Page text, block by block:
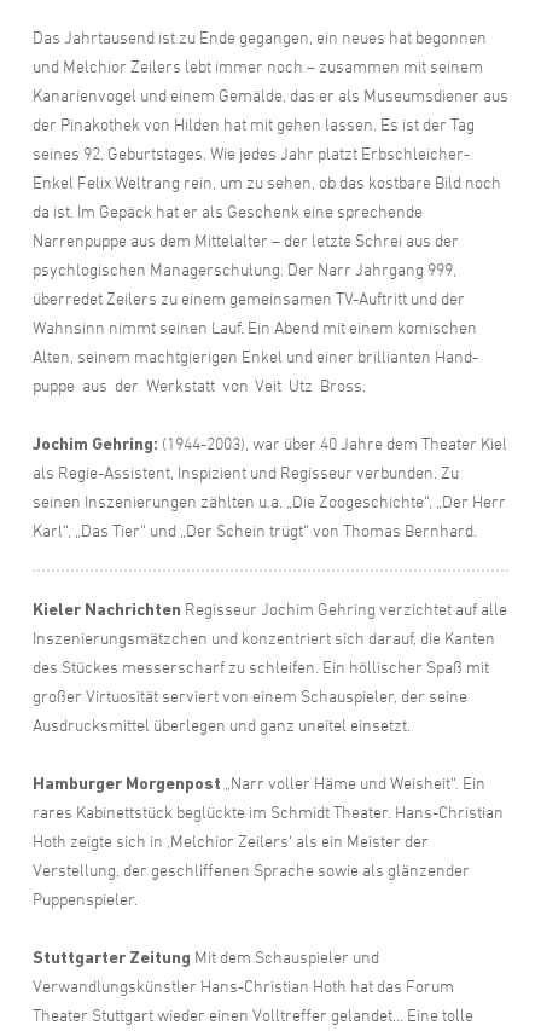
Das Jahrtausend ist zu Ende gegangen, ein neues hat begonnen
und Melchior Zeilers lebt immer noch – zusammen mit seinem
Kanarienvogel und einem Gemälde, das er als Museumsdiener aus
der Pinakothek von Hilden hat mit gehen lassen. Es ist der Tag
seines 92. Geburtstages. Wie jedes Jahr platzt Erbschleicher-
Enkel Felix Weltrang rein, um zu sehen, ob das kostbare Bild noch
da ist. Im Gepäck hat er als Geschenk eine sprechende
Narrenpuppe aus dem Mittelalter – der letzte Schrei aus der
psychlogischen Managerschulung. Der Narr Jahrgang 999,
überredet Zeilers zu einem gemeinsamen TV-Auftritt und der
Wahnsinn nimmt seinen Lauf. Ein Abend mit einem komischen
Alten, seinem machtgierigen Enkel und einer brillianten Hand­
puppe aus der Werkstatt von Veit Utz Bross.
Jochim Gehring: (1944-2003), war über 40 Jahre dem Theater Kiel
als Regie-Assistent, Inspizient und Regisseur verbunden. Zu
seinen Inszenierungen zählten u.a. „Die Zoogeschichte“, „Der Herr
Karl“, „Das Tier“ und „Der Schein trügt“ von Thomas Bernhard.
Kieler Nachrichten Regisseur Jochim Gehring verzichtet auf alle
Inszenierungsmätzchen und konzentriert sich darauf, die Kanten
des Stückes messerscharf zu schleifen. Ein höllischer Spaß mit
großer Virtuosität serviert von einem Schauspieler, der seine
Ausdrucksmittel überlegen und ganz uneitel einsetzt.
Hamburger Morgenpost „Narr voller Häme und Weisheit“. Ein
rares Kabinettstück beglückte im Schmidt Theater. Hans-Christian
Hoth zeigte sich in ‚Melchior Zeilers‘ als ein Meister der
Verstellung, der geschliffenen Sprache sowie als glänzender
Puppenspieler.
Stuttgarter Zeitung Mit dem Schauspieler und
Verwandlungskünstler Hans-Christian Hoth hat das Forum
Theater Stuttgart wieder einen Volltreffer gelandet… Eine tolle